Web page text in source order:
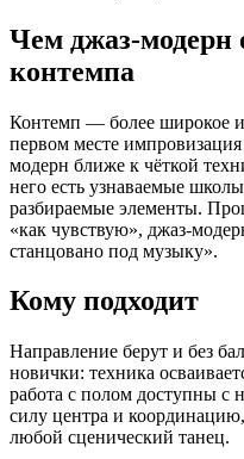
Чем джаз-модерн
контемпа
Контемп — более широкое и
первом месте
модерн ближе к чёткой
него есть узнаваемые
разбираемые элементы.
«как чувствую», джаз-
станцовано под музыку».
Кому подходит
Направление берут и без
новички: техника
работа с полом доступны с
силу центра и
любой сценический танец.